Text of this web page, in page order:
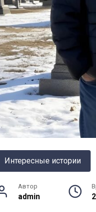
Интересные истории
Автор
admin